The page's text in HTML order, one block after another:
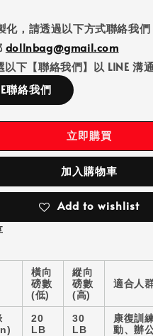
化，請透過以下方式聯絡我們
dollnbag@gmail.com
以下【聯絡我們】以 LINE 溝通
聯絡我們
立即購買
加入購物車
Add to wishlist
橫向
磅數
(低)
縱向
磅數
(高)
適合人
20
LB
30
LB
康復訓
動、辦